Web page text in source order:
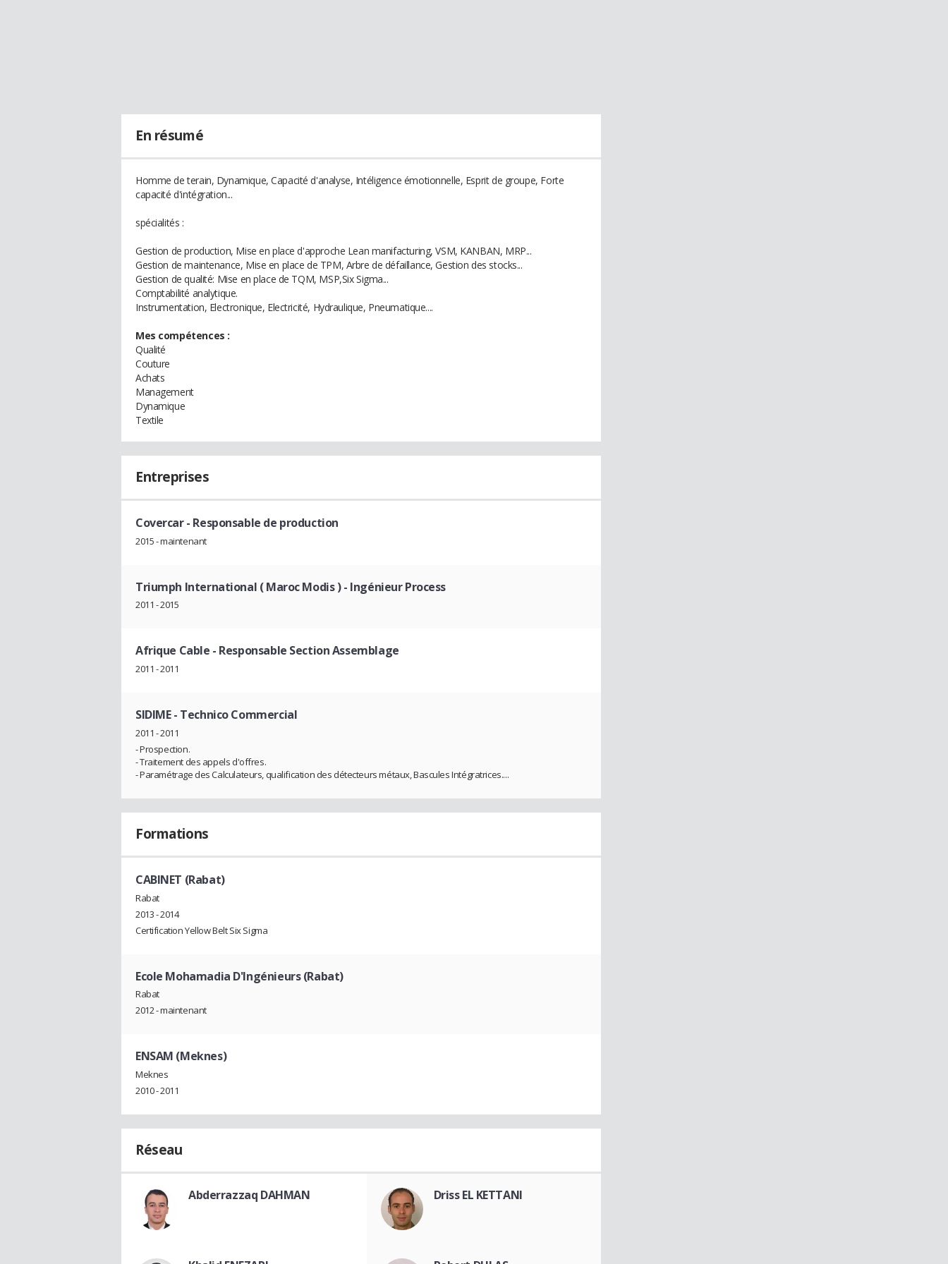
En résumé
Homme de terain, Dynamique, Capacité d'analyse, Intéligence émotionnelle, Esprit de groupe, Forte
capacité d'intégration...
spécialités :
Gestion de production, Mise en place d'approche Lean manifacturing, VSM, KANBAN, MRP...
Gestion de maintenance, Mise en place de TPM, Arbre de défaillance, Gestion des stocks...
Gestion de qualité: Mise en place de TQM, MSP,Six Sigma...
Comptabilité analytique.
Instrumentation, Electronique, Electricité, Hydraulique, Pneumatique....
Mes compétences :
Qualité
Couture
Achats
Management
Dynamique
Textile
Entreprises
Covercar- Responsable de production
2015 - maintenant
Triumph International ( Maroc Modis )- Ingénieur Process
2011 - 2015
Afrique Cable - Responsable Section Assemblage
2011 - 2011
SIDIME- Technico Commercial
2011 - 2011
- Prospection.
- Traitement des appels d'offres.
- Paramétrage des Calculateurs, qualification des détecteurs métaux, Bascules Intégratrices....
Formations
CABINET (Rabat)
Rabat
2013 - 2014
Certification Yellow Belt Six Sigma
Ecole Mohamadia D'Ingénieurs (Rabat)
Rabat
2012 - maintenant
ENSAM (Meknes)
Meknes
2010 - 2011
Réseau
Abderrazzaq DAHMAN Driss EL KETTANI